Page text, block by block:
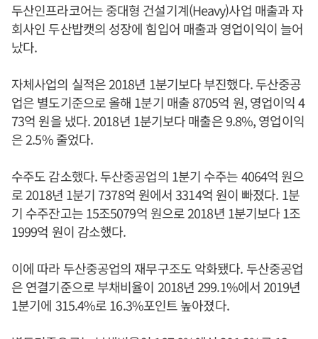
두산인프라코어는 중대형 건설기계(Heavy)사업 매출과 자
회사인 두산밥캣의 성장에 힘입어 매출과 영업이익이 늘어
났다.
자체사업의 실적은 2018년 1분기보다 부진했다. 두산중공
업은 별도기준으로 올해 1분기 매출 8705억 원, 영업이익 4
73억 원을 냈다. 2018년 1분기보다 매출은 9.8%, 영업이익
은 2.5% 줄었다.
수주도 감소했다. 두산중공업의 1분기 수주는 4064억 원으
로 2018년 1분기 7378억 원에서 3314억 원이 빠졌다. 1분
기 수주잔고는 15조5079억 원으로 2018년 1분기보다 1조
1999억 원이 감소했다.
이에 따라 두산중공업의 재무구조도 악화됐다. 두산중공업
은 연결기준으로 부채비율이 2018년 299.1%에서 2019년
1분기에 315.4%로 16.3%포인트 높아졌다.